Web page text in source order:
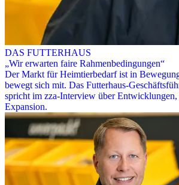
DAS FUTTERHAUS
„Wir erwarten faire Rahmenbedingungen“
Der Markt für Heimtierbedarf ist in
bewegt sich mit. Das Futterhaus-
spricht im zza-Interview über Entwicklungen,
Expansion.